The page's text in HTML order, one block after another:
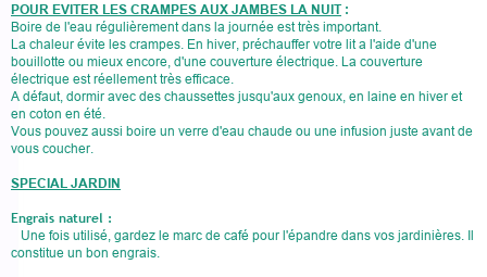
POUR EVITER LES CRAMPES AUX JAMBES LA NUIT :
Boire de l'eau régulièrement dans la journée est très important.
La chaleur évite les crampes. En hiver, préchauffer votre lit a l'aide d'une
bouillotte ou mieux encore, d'une couverture électrique. La couverture
électrique est réellement très efficace.
A défaut, dormir avec des chaussettes jusqu'aux genoux, en laine en hiver et
en coton en été.
Vous pouvez aussi boire un verre d'eau chaude ou une infusion juste avant de
vous coucher.
SPECIAL JARDIN
Engrais naturel :
Une fois utilisé, gardez le marc de café pour l'épandre dans vos jardinières. Il
constitue un bon engrais.